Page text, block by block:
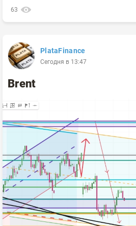
63
PlataFinance
Сегодня в 13:47
Brent